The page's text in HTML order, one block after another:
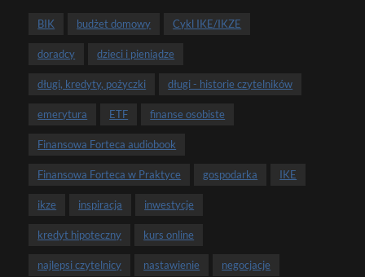
BIK budżet domowy Cykl IKE/IKZE
doradcy dzieci i pieniądze
długi, kredyty, pożyczki długi - historie czytelników
emerytura ETF finanse osobiste
Finansowa Forteca audiobook
Finansowa Forteca w Praktyce gospodarka IKE
ikze inspiracja inwestycje
kredyt hipoteczny kurs online
najlepsi czytelnicy nastawienie negocjacje